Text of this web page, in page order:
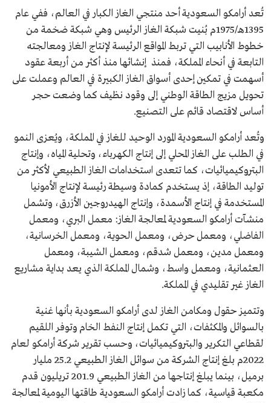
تُعد أرامكو السعودية أحد منتجي الغاز الكبار في العالم، ففي عام
1395هـ/1975م بُنيت شبكة الغاز الرئيس وهي شبكة ضخمة من
خطوط الأنابيب التي تربط المواقع الرئيسة لإنتاج الغاز ومعالجته
التابعة في أنحاء المملكة، فمنذ إنشائها منذ أكثر من أربعة عقود
أسهمت في تمكين إحدى أسواق الغاز الكبيرة في العالم وعملت على
تحويل مزيج الطاقة الوطني إلى وقود نظيف كما وضعت حجر
أساس لاقتصاد قائم على التصنيع.
وتُعد أرامكو السعودية المورد الوحيد للغاز في المملكة، ويُعزى النمو
في الطلب على الغاز المحلي إلى إنتاج الكهرباء، وتحلية المياه، وإنتاج
البتروكيميائيات، كما تتعدى استخدامات الغاز الطبيعي لأكثر من
توليد الطاقة، إذ يستخدم كمادة وسيطة رئيسة لإنتاج الأمونيا
المستخدمة في إنتاج الأسمدة، وإنتاج الهيدروجين الأزرق، وتشمل
منشآت أرامكو السعودية لمعالجة الغاز: معمل البري، ومعمل
الفاضلي، ومعمل حرض، ومعمل الحوية، ومعمل الخرسانية،
ومعمل مدين، ومعمل شدقم، ومعمل الشيبة، ومعمل
العثمانية، ومعمل واسط، وشمال المملكة الذي يعد بداية مشاريع
الغاز غير تقليدي في المملكة.
وتتميز حقول ومكامن الغاز لدى أرامكو السعودية بأنها غنية
بالسوائل والمكثفات، التي تكمل إنتاج النفط الخام وتوفر اللقيم
لقطاعي التكرير والبتروكيميائيات، وحسب تقرير شركة أرامكو لعام
2022م بلغ إنتاج الشركة من سوائل الغاز الطبيعي 25.2 مليار
برميل، بينما يبلغ إنتاجها من الغاز الطبيعي 201.9 تريليون قدم
مكعبة قياسية، كما زادت أرامكو السعودية طاقتها اليومية لمعالجة